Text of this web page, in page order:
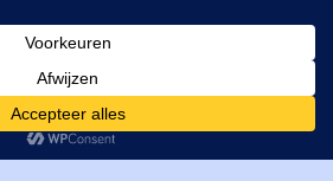
leveren van onze diensten. Door
diensten, gaat u akkoord met ons
cookies.